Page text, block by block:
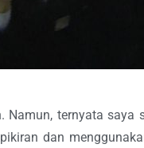
ternyata saya
dan